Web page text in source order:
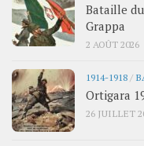
Bataille
Grappa
2 AOÛT 2026
1914-1918 /
Ortigara
26 JUILLET